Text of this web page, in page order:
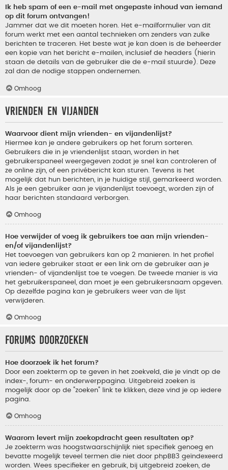
Ik heb spam of een e-mail met ongepaste inhoud van iemand
op dit forum ontvangen!
Jammer dat we dit moeten horen. Het e-mailformulier van dit
forum werkt met een aantal technieken om zenders van zulke
berichten te traceren. Het beste wat je kan doen is de beheerder
een kopie van het bericht e-mailen, inclusief de headers (hierin
staan de details van de gebruiker die de e-mail stuurde). Deze
zal dan de nodige stappen ondernemen.
Omhoog
Vrienden en vijanden
Waarvoor dient mijn vrienden- en vijandenlijst?
Hiermee kan je andere gebruikers op het forum sorteren.
Gebruikers die in je vriendenlijst staan, worden in het
gebruikerspaneel weergegeven zodat je snel kan controleren of
ze online zijn, of een privébericht kan sturen. Tevens is het
mogelijk dat hun berichten, in je huidige stijl, gemarkeerd worden.
Als je een gebruiker aan je vijandenlijst toevoegt, worden zijn of
haar berichten standaard verborgen.
Omhoog
Hoe verwijder of voeg ik gebruikers toe aan mijn vrienden-
en/of vijandenlijst?
Het toevoegen van gebruikers kan op 2 manieren. In het profiel
van iedere gebruiker staat er een link om de gebruiker aan je
vrienden- of vijandenlijst toe te voegen. De tweede manier is via
het gebruikerspaneel, dan moet je een gebruikersnaam opgeven.
Op dezelfde pagina kan je gebruikers weer van de lijst
verwijderen.
Omhoog
Forums doorzoeken
Hoe doorzoek ik het forum?
Door een zoekterm op te geven in het zoekveld, die je vindt op de
index-, forum- en onderwerppagina. Uitgebreid zoeken is
mogelijk door op de "zoeken" link te klikken, deze vind je op iedere
pagina.
Omhoog
Waarom levert mijn zoekopdracht geen resultaten op?
Je zoekterm was hoogstwaarschijnlijk niet specifiek genoeg en
bevatte mogelijk teveel termen die niet door phpBB3 geïndexeerd
worden. Wees specifieker en gebruik, bij uitgebreid zoeken, de